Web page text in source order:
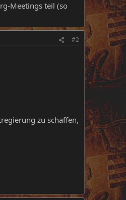
Meetings teil (so
#2
zu schaffen,